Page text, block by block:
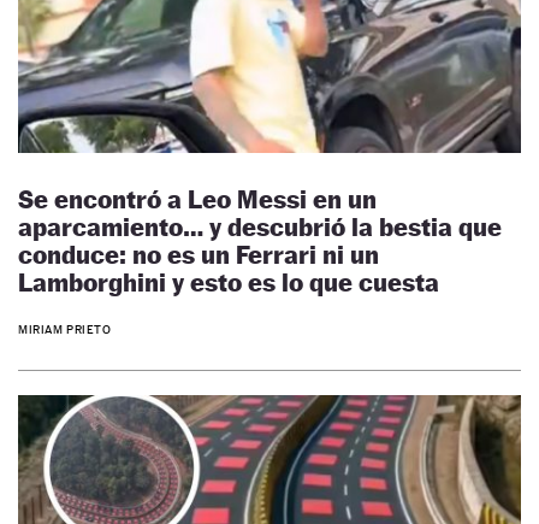
Se encontró a Leo Messi en un
aparcamiento… y descubrió la bestia que
conduce: no es un Ferrari ni un
Lamborghini y esto es lo que cuesta
MIRIAM PRIETO